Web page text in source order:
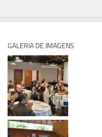
GALERIA DE IMAGENS